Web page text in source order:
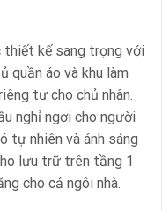
thiết kế sang trọng với
quần áo và khu làm
tư cho chủ nhân.
nghỉ ngơi cho người
tự nhiên và ánh sáng
lưu trữ trên tầng 1
cho cả ngôi nhà.